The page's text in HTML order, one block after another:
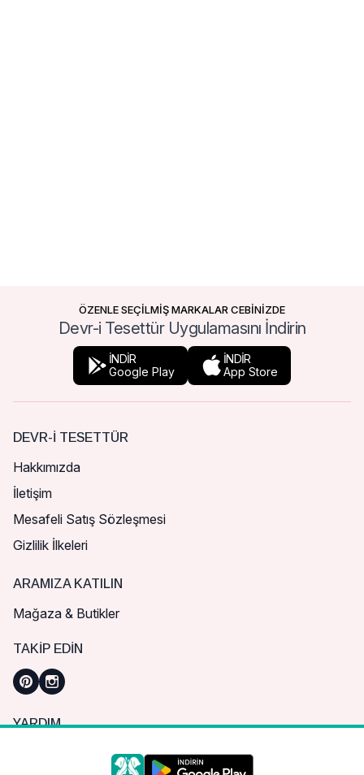
ÖZENLE SEÇİLMİŞ MARKALAR CEBİNİZDE
Devr-i Tesettür Uygulamasını İndirin
İNDİR
Google Play
İNDİR
App Store
DEVR-I TESETTÜR
Hakkımızda
İletişim
Mesafeli Satış Sözleşmesi
Gizlilik İlkeleri
ARAMIZA KATILIN
Mağaza & Butikler
TAKIP EDIN
YARDIM
Sık Sorulan Sorular